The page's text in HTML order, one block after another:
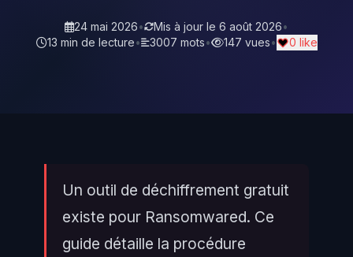
24 mai 2026• Mis à jour le 6 août 2026•
13 min de lecture• 3007 mots• 147 vues• 0 like
Un outil de déchiffrement gratuit
existe pour Ransomwared. Ce
guide détaille la procédure